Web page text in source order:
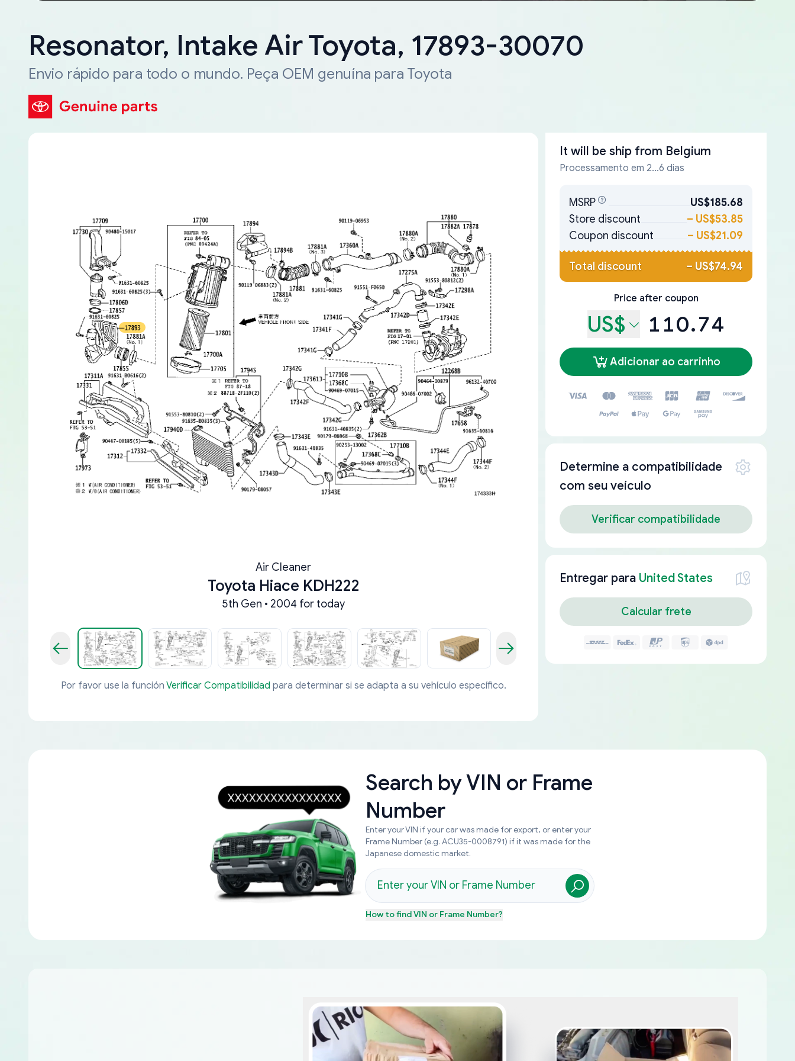
Resonator, Intake Air Toyota, 17893-30070
Envio rápido para todo o mundo. Peça OEM genuína para Toyota
Air Cleaner
Toyota Hiace KDH222
5th Gen • 2004 for today
Por favor use la función Verificar Compatibilidad para determinar si se adapta a su vehículo específico.
It will be ship from Belgium
Processamento em 2...6 dias
MSRP
US$185.68
Store discount
– US$53.85
Coupon discount
– US$21.09
Total discount – US$74.94
Price after coupon
US$ 110.74
Adicionar ao carrinho
Determine a compatibilidade
com seu veículo
Verificar compatibilidade
Entregar para United States
Calcular frete
Search byVIN or Frame
Number
Enter your VIN if your car was made for export, or enter your
Frame Number (e.g. ACU35-0008791) if it was made for the
Japanese domestic market.
How to findVIN or Frame Number?